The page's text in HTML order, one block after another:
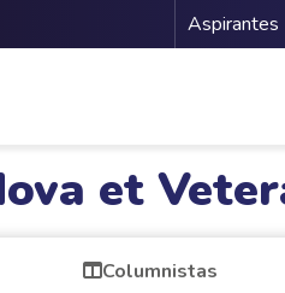
Aspirantes
et
Columnistas